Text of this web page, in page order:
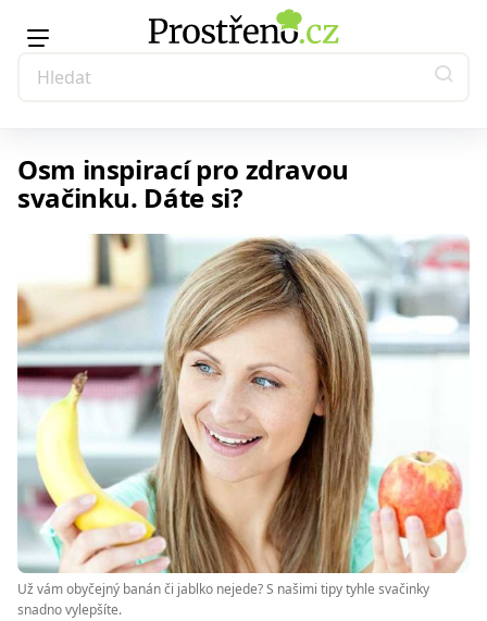
Osm inspirací pro zdravou
svačinku. Dáte si?
Už vám obyčejný banán či jablko nejede? S našimi tipy tyhle svačinky
snadno vylepšíte.